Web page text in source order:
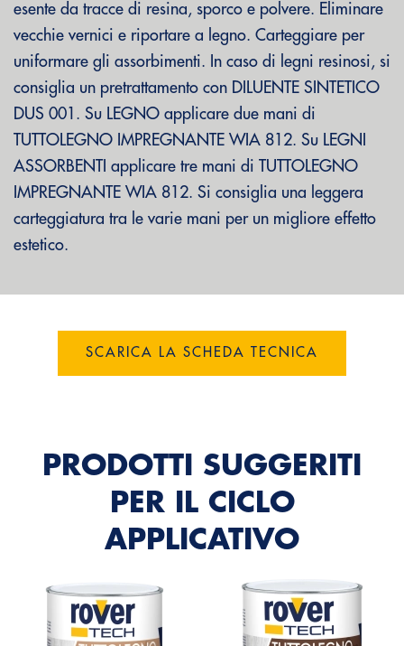
esente da tracce di resina, sporco e polvere. Eliminare
vecchie vernici e riportare a legno. Carteggiare per
uniformare gli assorbimenti. In caso di legni resinosi, si
consiglia un pretrattamento con DILUENTE SINTETICO
DUS 001. Su LEGNO applicare due mani di
TUTTOLEGNO IMPREGNANTE WIA 812. Su LEGNI
ASSORBENTI applicare tre mani di TUTTOLEGNO
IMPREGNANTE WIA 812. Si consiglia una leggera
carteggiatura tra le varie mani per un migliore effetto
estetico.
SCARICA LA SCHEDA TECNICA
PRODOTTI SUGGERITI
PER IL CICLO
APPLICATIVO